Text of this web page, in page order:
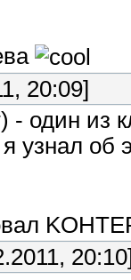
20:09]
- один из
узнал об